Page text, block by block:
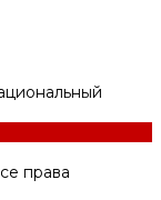
права